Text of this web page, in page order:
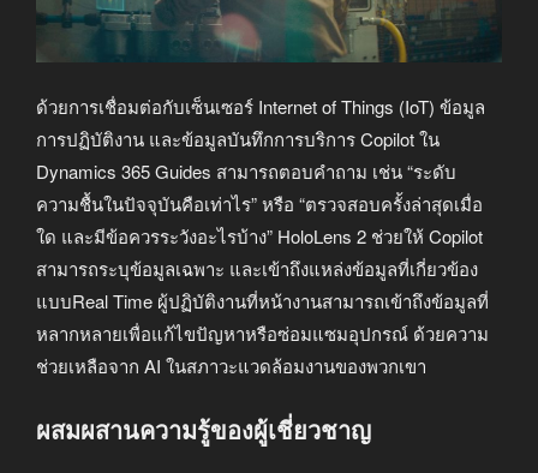
ด้วยการเชื่อมต่อกับเซ็นเซอร์ Internet of Things (IoT) ข้อมูล
การปฏิบัติงาน และข้อมูลบันทึกการบริการ Copilot ใน
Dynamics 365 Guides สามารถตอบคำถาม เช่น “ระดับ
ความชื้นในปัจจุบันคือเท่าไร” หรือ “ตรวจสอบครั้งล่าสุดเมื่อ
ใด และมีข้อควรระวังอะไรบ้าง” HoloLens 2 ช่วยให้ Copilot
สามารถระบุข้อมูลเฉพาะ และเข้าถึงแหล่งข้อมูลที่เกี่ยวข้อง
แบบReal Time ผู้ปฏิบัติงานที่หน้างานสามารถเข้าถึงข้อมูลที่
หลากหลายเพื่อแก้ไขปัญหาหรือซ่อมแซมอุปกรณ์ ด้วยความ
ช่วยเหลือจาก AI ในสภาวะแวดล้อมงานของพวกเขา
ผสมผสานความรู้ของผู้เชี่ยวชาญ